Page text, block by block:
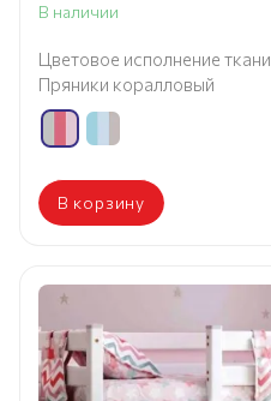
В наличии
Цветовое исполнение ткани
Пряники коралловый
В корзину